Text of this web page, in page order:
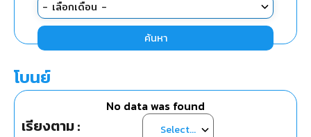
ค้นหา
โบนย์
No data was found
เรียงตาม :